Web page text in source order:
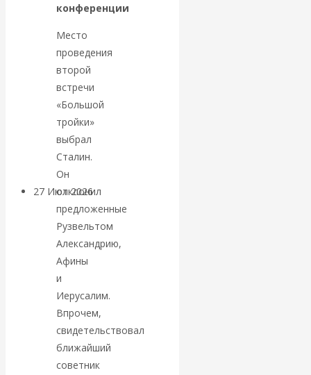
Валентин
Катасонов.
«Мировые
ростовщики»:
вчера и сегодня
27 Июл 2026Мировая
валютная система
Валентин
КАтасонов.
«МЕТОД
ОТМЫВАНИЯ
конференции
Место
проведения
второй
встречи
«Большой
тройки»
выбрал
Сталин.
Он
отклонил
предложенные
Рузвельтом
Александрию,
Афины
и
Иерусалим.
Впрочем,
свидетельствовал
ближайший
советник